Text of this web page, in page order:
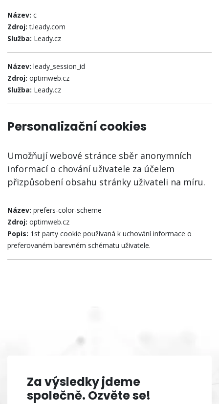
Název: c
Zdroj: t.leady.com
Služba: Leady.cz
Název: leady_session_id
Zdroj: optimweb.cz
Služba: Leady.cz
Personalizační cookies
Umožňují webové stránce sběr anonymních
informací o chování uživatele za účelem
přizpůsobení obsahu stránky uživateli na míru.
Název: prefers-color-scheme
Zdroj: optimweb.cz
Popis: 1st party cookie používaná k uchování informace o
preferovaném barevném schématu uživatele.
Za výsledky jdeme
společně. Ozvěte se!